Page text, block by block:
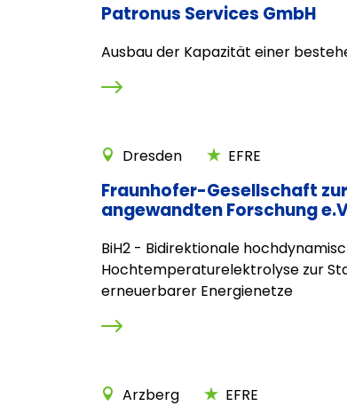
Patronus Services GmbH
Ausbau der Kapazität einer
Dresden EFRE
Fraunhofer-Gesellschaft
angewandten Forschung
BiH2 - Bidirektionale
Hochtemperaturelektrolyse zur
erneuerbarer Energienetze
Arzberg EFRE